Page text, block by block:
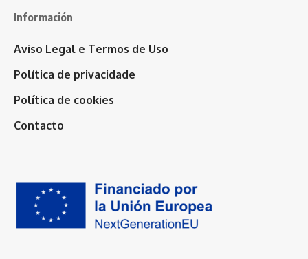
Información
Aviso Legal e Termos de Uso
Política de privacidade
Política de cookies
Contacto